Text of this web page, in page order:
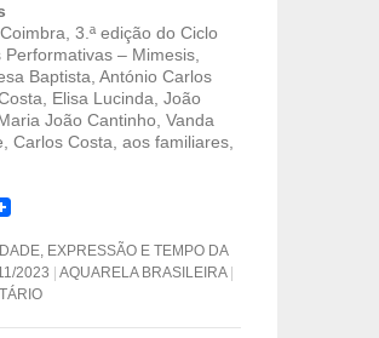
3.ª edição do Ciclo
– Mimesis,
Baptista, António Carlos
Elisa Lucinda, João
João Cantinho, Vanda
Carlos Costa, aos familiares,
EXPRESSÃO E TEMPO DA
2023
AQUARELA BRASILEIRA